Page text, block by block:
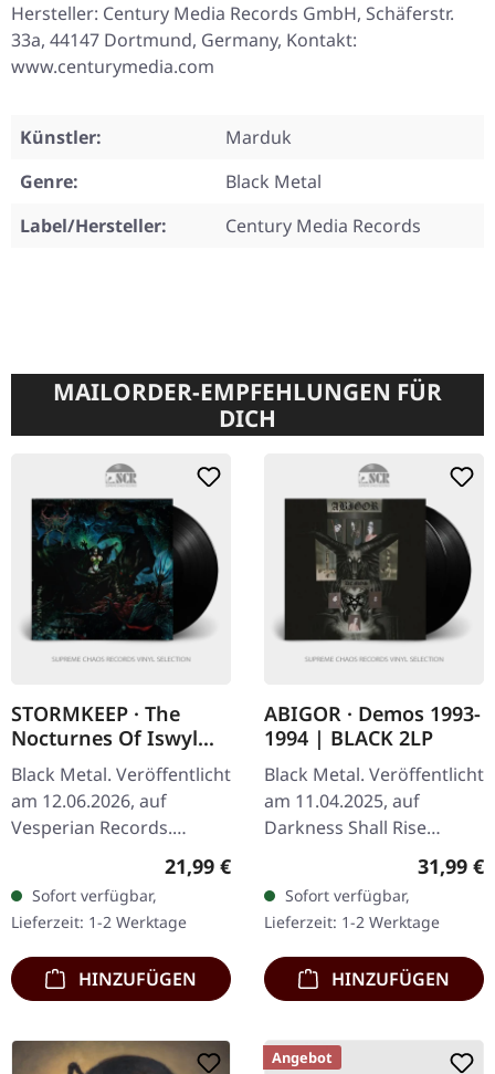
Hersteller: Century Media Records GmbH, Schäferstr.
33a, 44147 Dortmund, Germany, Kontakt:
www.centurymedia.com
Künstler:
Marduk
Genre:
Black Metal
Label/Hersteller:
Century Media Records
MAILORDER-EMPFEHLUNGEN FÜR
DICH
STORMKEEP · The
Nocturnes Of Iswylm
| BLACK LP
Black Metal. Veröffentlicht
am 12.06.2026, auf
Vesperian Records.
Schwarzes Vinyl im
Standard-Cover mit A4-
großem 12-seitigen
Booklet, doppelseitigem…
Regulärer Preis:
21,99 €
Sofort verfügbar,
Lieferzeit: 1-2 Werktage
HINZUFÜGEN
ABIGOR · Demos 1993-
1994 | BLACK 2LP
Black Metal. Veröffentlicht
am 11.04.2025, auf
Darkness Shall Rise
Production. Doppel-LP
aus schwarzem Vinyl,
inklusive 24-seitigem
Booklet, A2…
31,99 €
Sofort verfügbar,
Lieferzeit: 1-2 Werktage
HINZUFÜGEN
Angebot